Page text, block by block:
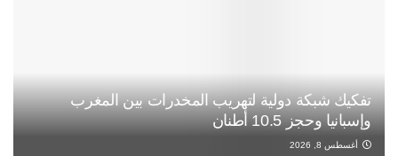
تفكيك شبكة دولية لتهريب المخدرات بين المغرب
وإسبانيا وحجز 10.5 أطنان
أغسطس 8, 2026